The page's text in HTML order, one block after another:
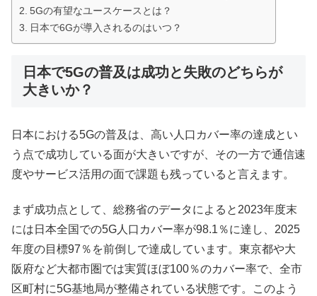
5Gの有望なユースケースとは？
日本で6Gが導入されるのはいつ？
日本で5Gの普及は成功と失敗のどちらが
大きいか？
日本における5Gの普及は、高い人口カバー率の達成とい
う点で成功している面が大きいですが、その一方で通信速
度やサービス活用の面で課題も残っていると言えます。
まず成功点として、総務省のデータによると2023年度末
には日本全国での5G人口カバー率が98.1％に達し、2025
年度の目標97％を前倒しで達成しています。東京都や大
阪府など大都市圏では実質ほぼ100％のカバー率で、全市
区町村に5G基地局が整備されている状態です。このよう